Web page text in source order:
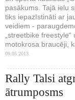
pasākums. Tajā ielu
tiks iepazīstināti ar
veidiem -
„streetbike
motokrosa braucēji,
09.05.2013.
Rally Talsi
ātrumposms